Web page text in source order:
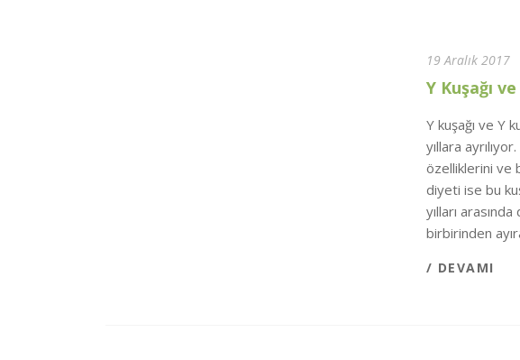
19 Aralık 2017
Y Kuşağı
Y kuşağı ve Y
yıllara
özelliklerini ve
diyeti ise bu
yılları
birbirinden
/ DEVAMI